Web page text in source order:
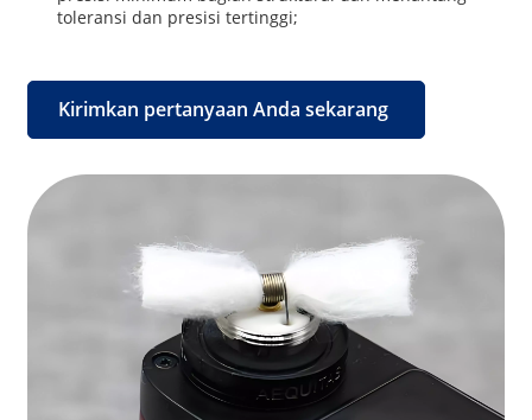
toleransi dan presisi tertinggi;
Kirimkan pertanyaan Anda sekarang